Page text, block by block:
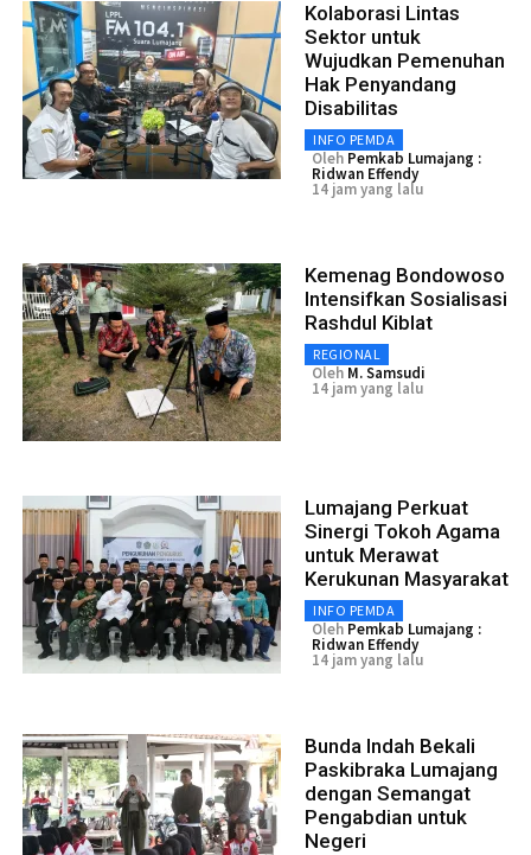
Kolaborasi Lintas
Sektor untuk
Wujudkan Pemenuhan
Hak Penyandang
Disabilitas
INFO PEMDA
Oleh Pemkab Lumajang :
Ridwan Effendy
14 jam yang lalu
Kemenag Bondowoso
Intensifkan Sosialisasi
Rashdul Kiblat
REGIONAL
Oleh M. Samsudi
14 jam yang lalu
Lumajang Perkuat
Sinergi Tokoh Agama
untuk Merawat
Kerukunan Masyarakat
INFO PEMDA
Oleh Pemkab Lumajang :
Ridwan Effendy
14 jam yang lalu
Bunda Indah Bekali
Paskibraka Lumajang
dengan Semangat
Pengabdian untuk
Negeri